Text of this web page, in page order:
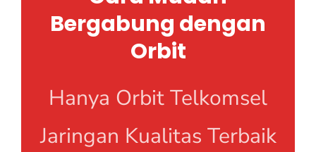
Bergabung dengan
Orbit
Hanya Orbit Telkomsel
Jaringan Kualitas Terbaik